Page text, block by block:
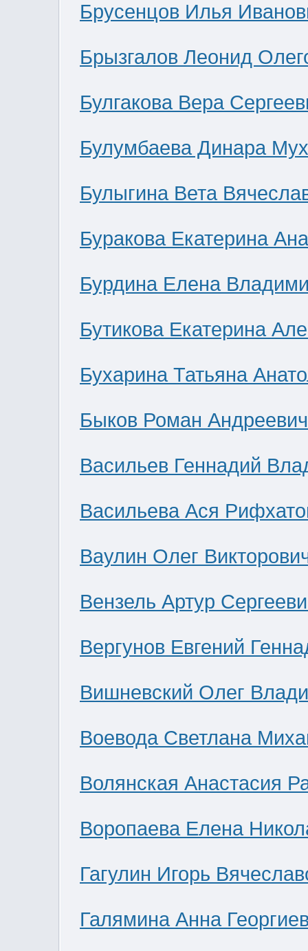
Брусенцов Илья
Брызгалов Леонид
Булгакова Вера
Булумбаева Динара
Булыгина Вета
Буракова Екатерина
Бурдина Елена
Бутикова Екатерина
Бухарина Татьяна
Быков Роман Андреевич
Васильев Геннадий
Васильева Ася
Ваулин Олег
Вензель Артур
Вергунов Евгений
Вишневский Олег
Воевода Светлана
Волянская Анастасия
Воропаева Елена
Гагулин Игорь
Галямина Анна